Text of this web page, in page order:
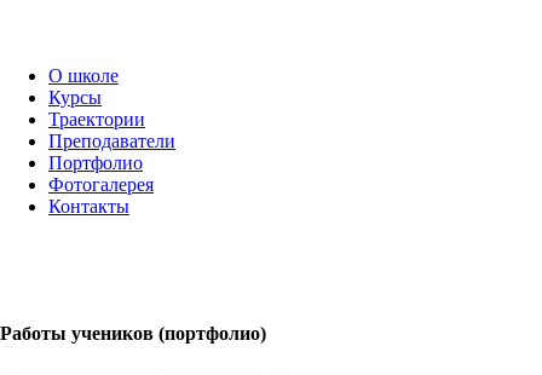
О школе
Курсы
Траектории
Преподаватели
Портфолио
Фотогалерея
Контакты
Работы учеников (портфолио)